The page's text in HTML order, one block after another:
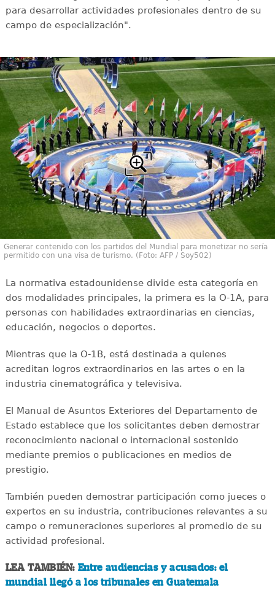
para desarrollar actividades profesionales dentro de su
campo de especialización".
Generar contenido con los partidos del Mundial para monetizar no sería
permitido con una visa de turismo. (Foto: AFP / Soy502)
La normativa estadounidense divide esta categoría en
dos modalidades principales, la primera es la O-1A, para
personas con habilidades extraordinarias en ciencias,
educación, negocios o deportes.
Mientras que la O-1B, está destinada a quienes
acreditan logros extraordinarios en las artes o en la
industria cinematográfica y televisiva.
El Manual de Asuntos Exteriores del Departamento de
Estado establece que los solicitantes deben demostrar
reconocimiento nacional o internacional sostenido
mediante premios o publicaciones en medios de
prestigio.
También pueden demostrar participación como jueces o
expertos en su industria, contribuciones relevantes a su
campo o remuneraciones superiores al promedio de su
actividad profesional.
LEA TAMBIÉN:Entre audiencias y acusados: el
mundial llegó a los tribunales en Guatemala